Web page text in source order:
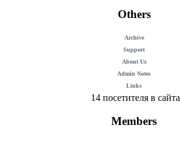
Others
Archive
Support
About Us
Admin Notes
Links
14 посетителя в сайта
Members